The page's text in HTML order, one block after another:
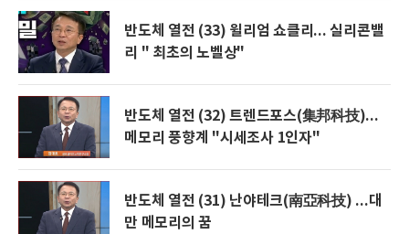
반도체 열전 (33) 윌리엄 쇼클리... 실리콘밸
리 " 최초의 노벨상"
반도체 열전 (32) 트렌드포스(集邦科技)...
메모리 풍향계 "시세조사 1인자"
반도체 열전 (31) 난야테크(南亞科技) ...대
만 메모리의 꿈